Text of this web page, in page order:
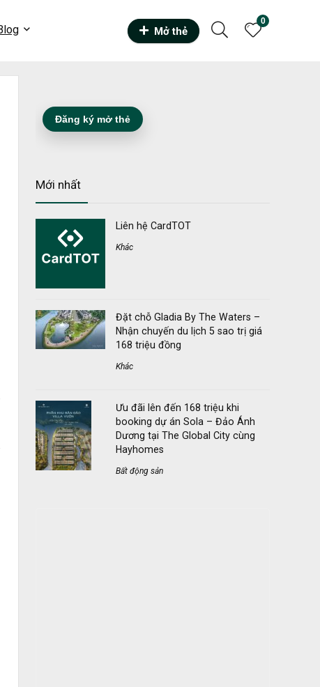
Mở thẻ
0
Đăng ký mở thẻ
Mới nhất
Liên hệ CardTOT
Khác
Đặt chỗ Gladia By The Waters –
Nhận chuyến du lịch 5 sao trị giá
168 triệu đồng
Khác
Ưu đãi lên đến 168 triệu khi
booking dự án Sola – Đảo Ánh
Dương tại The Global City cùng
Hayhomes
Bất động sản